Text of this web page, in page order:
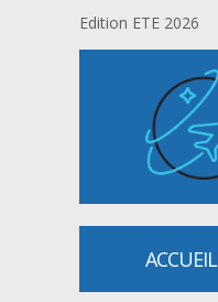
Edition ETE 2026
ACCUEIL